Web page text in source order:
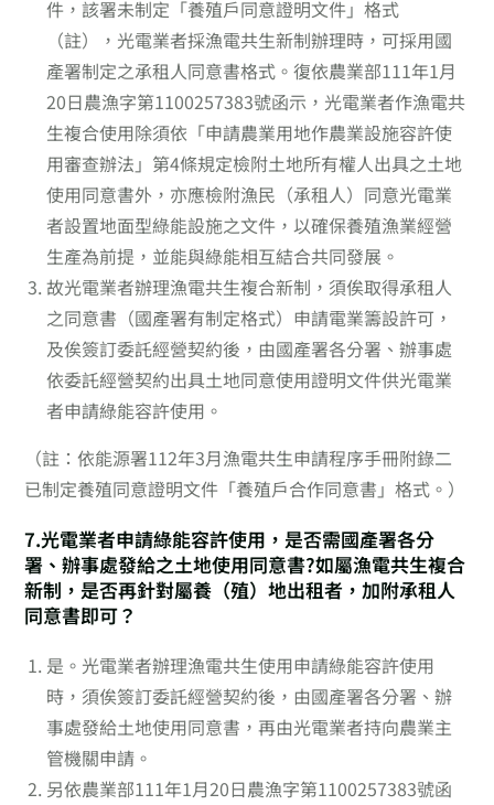
件，該署未制定「養殖戶同意證明文件」格式
（註），光電業者採漁電共生新制辦理時，可採用國
產署制定之承租人同意書格式。復依農業部111年1月
20日農漁字第1100257383號函示，光電業者作漁電共
生複合使用除須依「申請農業用地作農業設施容許使
用審查辦法」第4條規定檢附土地所有權人出具之土地
使用同意書外，亦應檢附漁民（承租人）同意光電業
者設置地面型綠能設施之文件，以確保養殖漁業經營
生產為前提，並能與綠能相互結合共同發展。
故光電業者辦理漁電共生複合新制，須俟取得承租人
之同意書（國產署有制定格式）申請電業籌設許可，
及俟簽訂委託經營契約後，由國產署各分署、辦事處
依委託經營契約出具土地同意使用證明文件供光電業
者申請綠能容許使用。
（註：依能源署112年3月漁電共生申請程序手冊附錄二
已制定養殖同意證明文件「養殖戶合作同意書」格式。）
7.光電業者申請綠能容許使用，是否需國產署各分
署、辦事處發給之土地使用同意書?如屬漁電共生複合
新制，是否再針對屬養（殖）地出租者，加附承租人
同意書即可？
是。光電業者辦理漁電共生使用申請綠能容許使用
時，須俟簽訂委託經營契約後，由國產署各分署、辦
事處發給土地使用同意書，再由光電業者持向農業主
管機關申請。
另依農業部111年1月20日農漁字第1100257383號函